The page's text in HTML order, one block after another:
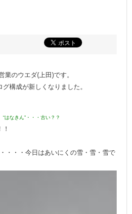
業のウエダ(上田)です。
構成が新しくなりました。
“はなきん”・・・古い？？
・・・今日はあいにくの雪・雪・雪で